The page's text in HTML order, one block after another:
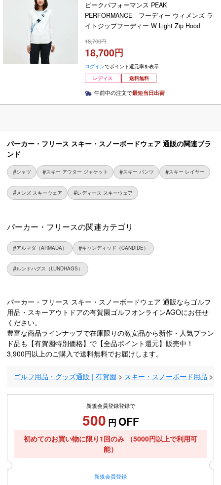
ピークパフォーマンス PEAK
PERFORMANCE フーディー ウィメンズ ラ
イトジップフーディー W Light Zip Hood
18,700
18,700
ログインでポイント還元率を表示
レディス
送料無料
午前中の注文で最短当日出荷
パーカー・フリース スキー・スノーボードウェア 通販の関連ブラ
ンド
シャツ スキー アウター ジャケット スキー パンツ スキー レイヤー
メンズ スキーウェア レディース スキーウェア
パーカー・フリースの関連カテゴリ
アルマダ（ARMADA） キャンディッド（CANDIDE）
ルンドハグス（LUNDHAGS）
パーカー・フリース スキー・スノーボードウェア 通販ならゴルフ
用品・スキーアウトドアの有賀園ゴルフオンラインAGOにお任せ
ください。
豊富な商品ラインナップで在庫限りの激安品から新作・人気ブラン
ド品も【有賀園特別価格】で【全品ポイント還元】販売中！
3,900円以上のご購入で送料無料でお届けします。
ゴルフ用品・グッズ通販 | 有賀園 スキー・スノーボード用品
新規会員登録登録で
500 円 OFF
初めてのお買い物に限り1回のみ
（5000円以上で利用可
能）
新規会員登録